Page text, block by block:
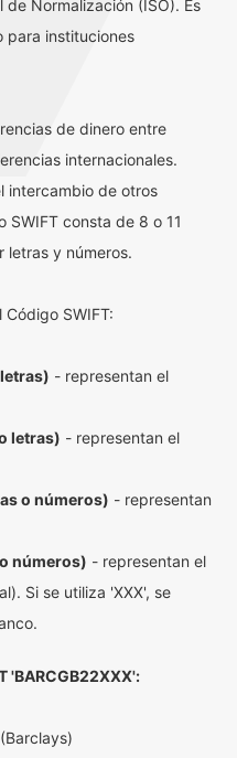
Normalización (ISO). Es
para instituciones
de dinero entre
internacionales.
intercambio de otros
SWIFT consta de 8 o 11
letras y números.
SWIFT:
- representan el
letras) - representan el
o números) - representan
números) - representan el
Si se utiliza 'XXX', se
'BARCGB22XXX':